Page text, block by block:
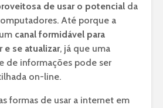
de usar o potencial da
Até porque a
canal formidável para
e se atualizar, já que uma
de informações pode ser
on-line.
formas de usar a internet em